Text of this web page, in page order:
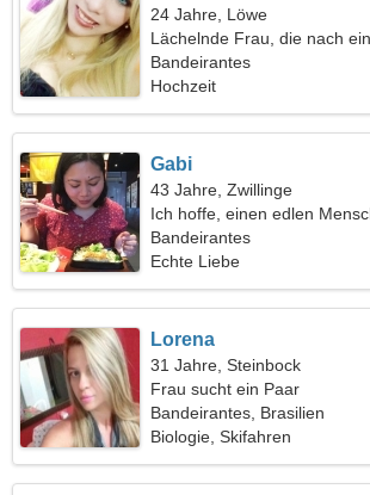
24 Jahre, Löwe
Lächelnde Frau, die nach
Bandeirantes
Hochzeit
Gabi
43 Jahre, Zwillinge
Ich hoffe, einen edlen
Bandeirantes
Echte Liebe
Lorena
31 Jahre, Steinbock
Frau sucht ein Paar
Bandeirantes, Brasilien
Biologie, Skifahren